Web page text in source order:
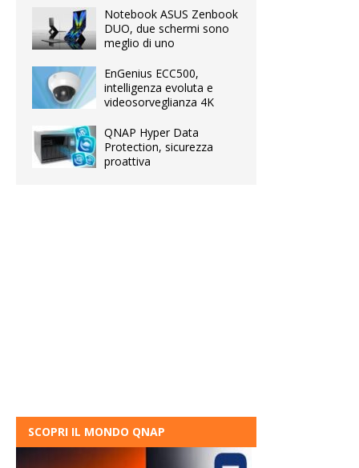
Notebook ASUS Zenbook
DUO, due schermi sono
meglio di uno
EnGenius ECC500,
intelligenza evoluta e
videosorveglianza 4K
QNAP Hyper Data
Protection, sicurezza
proattiva
SCOPRI IL MONDO QNAP